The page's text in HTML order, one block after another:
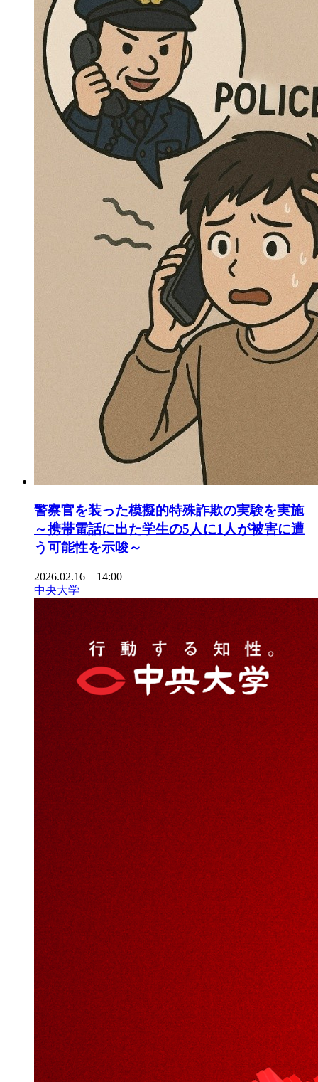
警察官を装った模擬的特殊詐欺の実験を実施
～携帯電話に出た学生の5人に1人が被害に遭
う可能性を示唆～
2026.02.16 14:00
中央大学